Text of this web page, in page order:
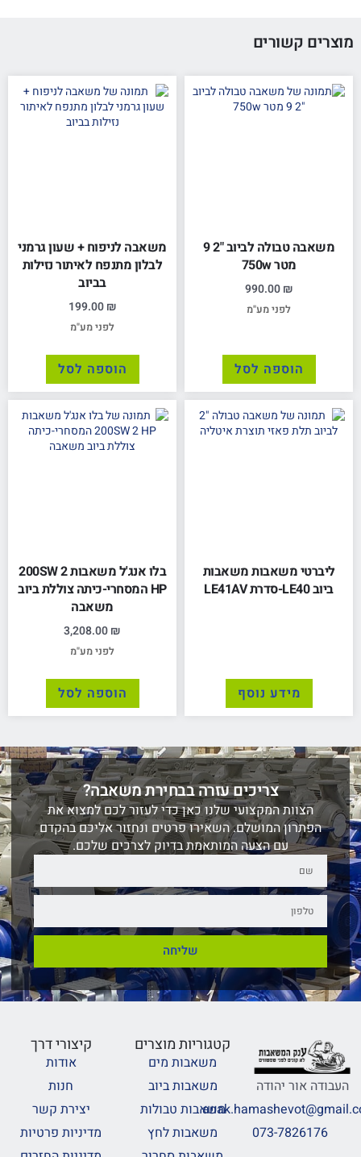
מוצרים קשורים
משאבה טבולה לביוב "2 9
מטר 750w
990.00₪
לפני מע"מ
הוספה לסל
משאבה לניפוח + שעון גרמני
לבלון מתנפח לאיתור נזילות
בביוב
199.00₪
לפני מע"מ
הוספה לסל
ליברטי משאבות משאבות
ביוב LE40-סדרת LE41AV
מידע נוסף
בלו אנג'ל משאבות 200SW 2
HP המסחרי-כיתה צוללת ביוב
משאבה
3,208.00₪
לפני מע"מ
הוספה לסל
צריכים עזרה בבחירת משאבה?
הצוות המקצועי שלנו כאן כדי לעזור לכם למצוא את
הפתרון המושלם. השאירו פרטים ונחזור אליכם בהקדם
עם הצעה המותאמת בדיוק לצרכים שלכם.
שליחה
העבודה אור יהודה
073-7826176
קטגוריות מוצרים
משאבות מים
משאבות ביוב
משאבות טבולות
משאבות לחץ
קיצורי דרך
אודות
חנות
יצירת קשר
מדיניות פרטיות